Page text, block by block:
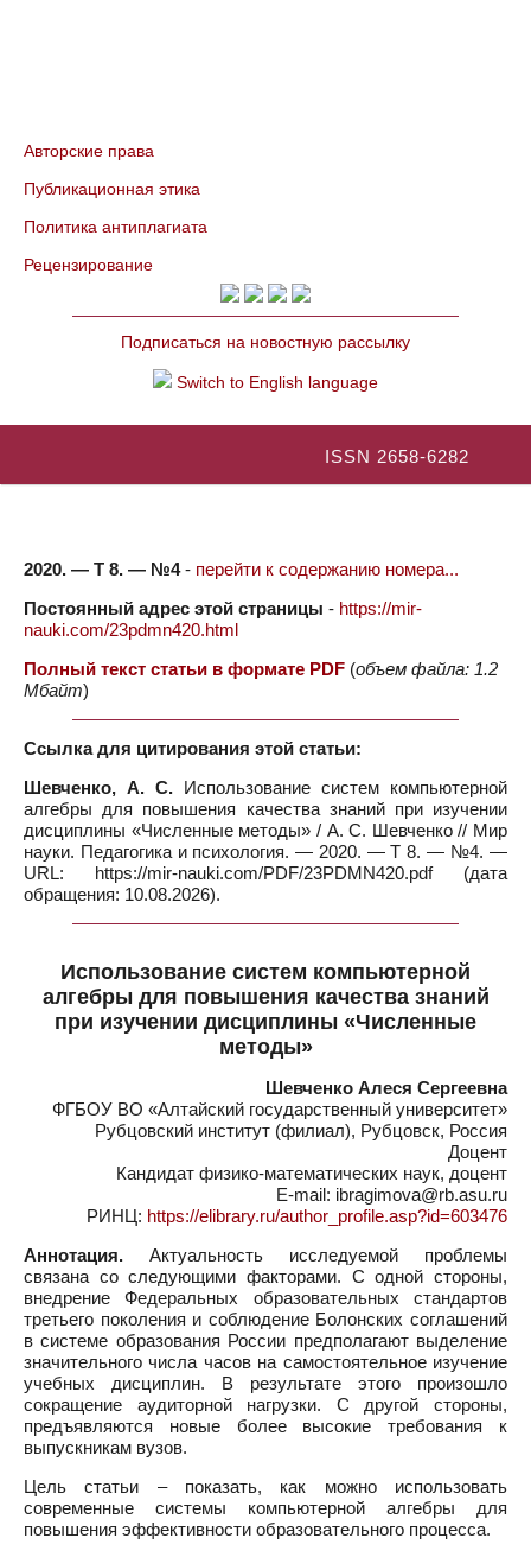
Авторские права
Публикационная этика
Политика антиплагиата
Рецензирование
Подписаться на новостную рассылку
Switch to English language
ISSN 2658-6282
2020. — Т 8. — №4- перейти к содержанию номера...
Постоянный адрес этой страницы - https://mir-
nauki.com/23pdmn420.html
Полный текст статьи в формате PDF (объем файла: 1.2
Мбайт)
Ссылка для цитирования этой статьи:
Шевченко, А. С. Использование систем компьютерной
алгебры для повышения качества знаний при изучении
дисциплины «Численные методы» / А. С. Шевченко // Мир
науки. Педагогика и психология. — 2020. — Т 8. — №4. —
URL: https://mir-nauki.com/PDF/23PDMN420.pdf (дата
обращения: 10.08.2026).
Использование систем компьютерной
алгебры для повышения качества знаний
при изучении дисциплины «Численные
методы»
Шевченко Алеся Сергеевна
ФГБОУ ВО «Алтайский государственный университет»
Рубцовский институт (филиал), Рубцовск, Россия
Доцент
Кандидат физико-математических наук, доцент
E-mail: ibragimova@rb.asu.ru
РИНЦ: https://elibrary.ru/author_profile.asp?id=603476
Аннотация. Актуальность исследуемой проблемы
связана со следующими факторами. С одной стороны,
внедрение Федеральных образовательных стандартов
третьего поколения и соблюдение Болонских соглашений
в системе образования России предполагают выделение
значительного числа часов на самостоятельное изучение
учебных дисциплин. В результате этого произошло
сокращение аудиторной нагрузки. С другой стороны,
предъявляются новые более высокие требования к
выпускникам вузов.
Цель статьи – показать, как можно использовать
современные системы компьютерной алгебры для
повышения эффективности образовательного процесса.